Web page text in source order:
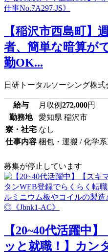
【稲沢市西島町
者、簡単な暗算が
勤OK...
日研トータルソーシング株式
給与 月収例272,000円
勤務地
愛知県 稲沢市
寮・社宅 なし
仕事内容 梱包・運搬 / 化学
募集が停止しています
【20~40代活躍中
ッと就職！】カン